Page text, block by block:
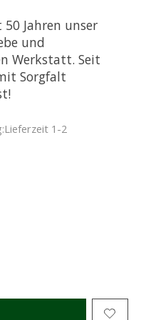
Jahren unser
und
Werkstatt. Seit
Sorgfalt
1-2